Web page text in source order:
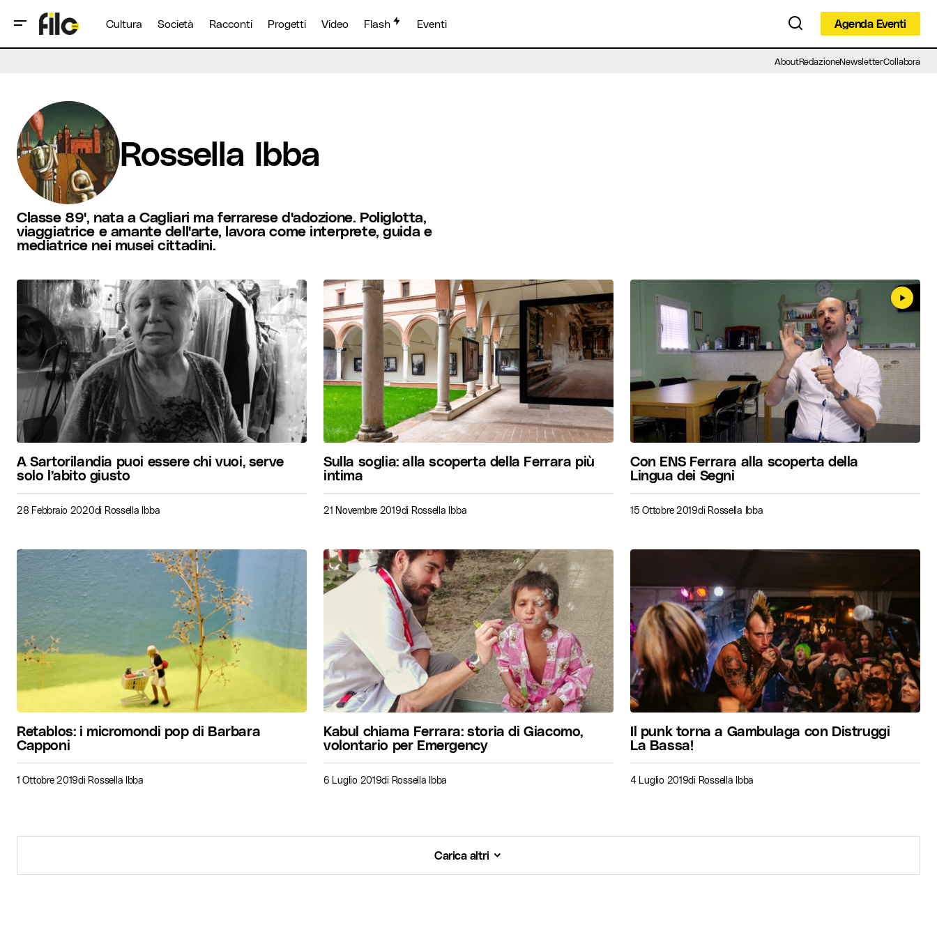
Cultura Società Racconti Progetti Video Flash Eventi
Agenda Eventi
Agenda Eventi
AboutRedazioneNewsletterCollabora
Rossella Ibba
Classe 89', nata a Cagliari ma ferrarese d'adozione. Poliglotta,
viaggiatrice e amante dell'arte, lavora come interprete, guida e
mediatrice nei musei cittadini.
A Sartorilandia puoi essere chi vuoi, serve
solo l’abito giusto
28 Febbraio 2020di Rossella Ibba
Sulla soglia: alla scoperta della Ferrara più
intima
21 Novembre 2019di Rossella Ibba
Con ENS Ferrara alla scoperta della
Lingua dei Segni
15 Ottobre 2019di Rossella Ibba
Retablos: i micromondi pop di Barbara
Capponi
1 Ottobre 2019di Rossella Ibba
Kabul chiama Ferrara: storia di Giacomo,
volontario per Emergency
6 Luglio 2019di Rossella Ibba
Il punk torna a Gambulaga con Distruggi
La Bassa!
4 Luglio 2019di Rossella Ibba
Carica altri